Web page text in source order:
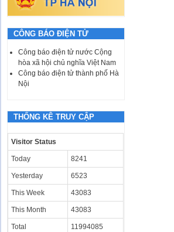
CÔNG BÁO ĐIỆN TỬ
Công báo điện tử nước Cộng
hòa xã hội chủ nghĩa Việt Nam
Công báo điện tử thành phố Hà
Nội
THỐNG KÊ TRUY CẬP
Visitor Status
Today 8241
Yesterday 6523
This Week 43083
This Month 43083
Total 11994085